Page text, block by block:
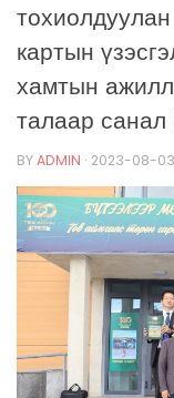
картын
хамтын
талаар
BYADMIN · 2023-08-03